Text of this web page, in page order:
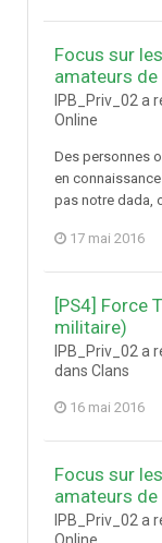
Focus sur
amateurs
IPB_Priv_02 a
Online
Des personnes
en
pas notre dada,
17 mai 2016
[PS4] Force
militaire)
IPB_Priv_02 a
dans Clans
16 mai 2016
Focus sur
amateurs
IPB_Priv_02 a